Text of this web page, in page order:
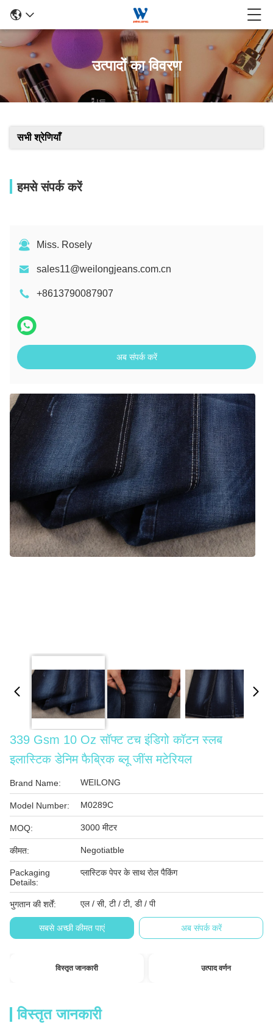
उत्पादों का विवरण
सभी श्रेणियाँ
हमसे संपर्क करें
Miss. Rosely
sales11@weilongjeans.com.cn
+8613790087907
अब संपर्क करें
339 Gsm 10 Oz सॉफ्ट टच इंडिगो कॉटन स्लब
इलास्टिक डेनिम फैब्रिक ब्लू जींस मटेरियल
Brand Name: WEILONG
Model Number: M0289C
MOQ: 3000 मीटर
कीमत: Negotiatble
Packaging
Details:
प्लास्टिक पेपर के साथ रोल पैकिंग
भुगतान की शर्तें: एल / सी, टी / टी, डी / पी
सबसे अच्छी कीमत पाएं अब संपर्क करें
विस्तृत जानकारी उत्पाद वर्णन
विस्तृत जानकारी